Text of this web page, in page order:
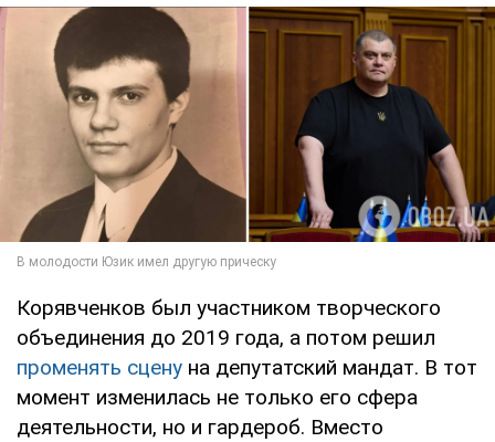
Корявченков был участником творческого
объединения до 2019 года, а потом решил
променять сцену на депутатский мандат. В тот
момент изменилась не только его сфера
деятельности, но и гардероб. Вместо